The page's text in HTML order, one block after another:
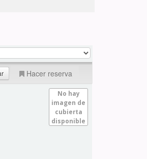
Hacer reserva
No hay
imagen de
cubierta
disponible